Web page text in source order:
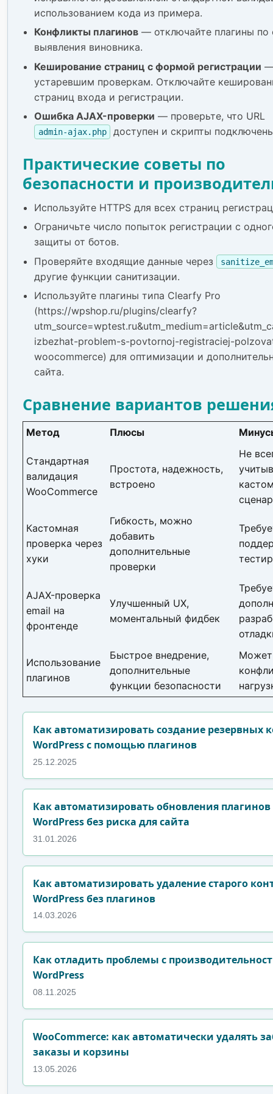
использованием кода из примера.
Конфликты плагинов — отключайте плагины по
выявления виновника.
Кеширование страниц с формой регистрации —
устаревшим проверкам. Отключайте
страниц входа и регистрации.
Ошибка AJAX-проверки — проверьте, что URL
admin-ajax.php доступен и скрипты
Практические советы по
безопасности и
Используйте HTTPS для всех страниц
Ограничьте число попыток регистрации с
защиты от ботов.
Проверяйте входящие данные через
другие функции санитизации.
Используйте плагины типа Clearfy Pro
(https://wpshop.ru/plugins/clearfy?
izbezhat-problem-s-povtornoj-registraciej-
woocommerce) для оптимизации и
сайта.
Сравнение вариантов
Метод Плюсы
Стандартная
валидация
WooCommerce
Простота, надежность,
встроено
Не
Кастомная
проверка через
хуки
Гибкость, можно
добавить
дополнительные
проверки
AJAX-проверка
email на
фронтенде
Улучшенный UX,
моментальный фидбек
Использование
плагинов
Быстрое внедрение,
дополнительные
функции безопасности
Может
Как автоматизировать создание резервных
WordPress с помощью плагинов
25.12.2025
Как автоматизировать обновления
WordPress без риска для сайта
31.01.2026
Как автоматизировать удаление старого
WordPress без плагинов
14.03.2026
Как отладить проблемы с
WordPress
08.11.2025
WooCommerce: как автоматически удалять
заказы и корзины
13.05.2026